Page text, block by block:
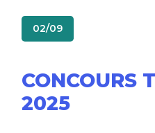
02/09
CONCOURS
2025